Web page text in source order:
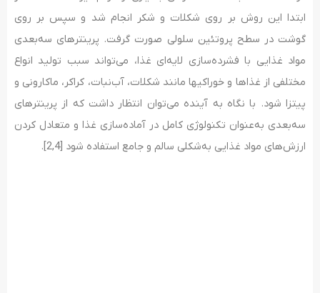
ابتدا این روش بر روی شکلات و شکر انجام شد و سپس بر روی
گوشت در سطح پروتئین سلولی صورت گرفت. پرینترهای سه‌بعدی
مواد غذایی با فشرده‌سازی لایه‌ای غذا، می‌تواند سبب تولید انواع
مختلفی از غذاها و خوراکیها مانند شکلات، آب‌نبات، کراکر، ماکارونی و
پیتزا شود. با نگاه به آینده می‌توان انتظار داشت که از پرینترهای
سه‌بعدی به‌عنوان تکنولوژی کامل در آماده‌سازی غذا و متعادل کردن
ارزش‌های مواد غذایی به‌شکلی سالم و جامع استفاده شود [2,4].